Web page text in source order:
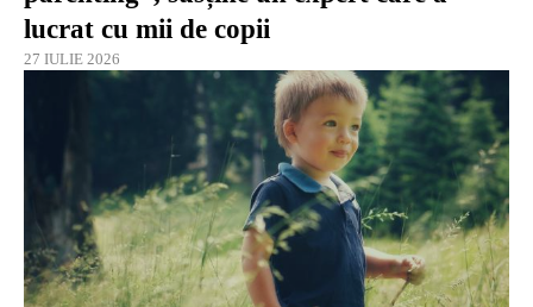
lucrat cu mii de copii
27 IULIE 2026